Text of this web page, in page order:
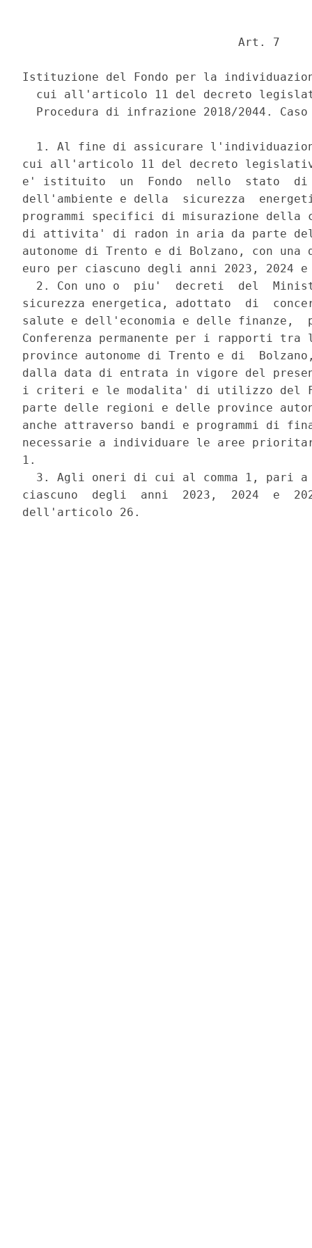
                               Art. 7
Istituzione del Fondo per la
cui all'articolo 11 del decreto
Procedura di infrazione 2018/2044.
1. Al fine di assicurare
cui all'articolo 11 del decreto
e' istituito  un  Fondo  nello  stato  di
dell'ambiente e della  sicurezza
programmi specifici di misurazione della
di attivita' di radon in aria da parte
autonome di Trento e di Bolzano, con
euro per ciascuno degli anni 2023, 2024
2. Con uno o  piu'  decreti  del
sicurezza energetica, adottato  di
salute e dell'economia e delle finanze,
Conferenza permanente per i rapporti
province autonome di Trento e di
dalla data di entrata in vigore del
i criteri e le modalita' di utilizzo del
parte delle regioni e delle province
anche attraverso bandi e programmi di
necessarie a individuare le aree
1.
3. Agli oneri di cui al comma 1, pari
ciascuno  degli  anni  2023,  2024  e